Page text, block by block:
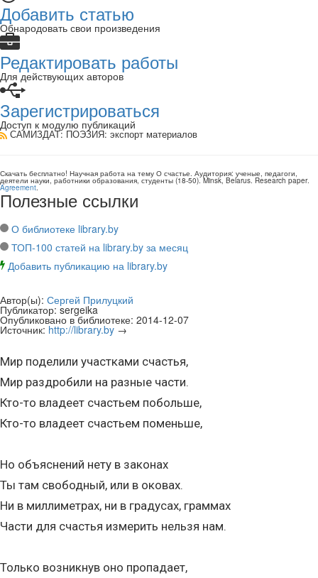
Добавить статью
Обнародовать свои произведения
Редактировать работы
Для действующих авторов
Зарегистрироваться
Доступ к модулю публикаций
САМИЗДАТ: ПОЭЗИЯ: экспорт материалов
Скачать бесплатно! Научная работа на тему О счастье. Аудитория: ученые, педагоги,
деятели науки, работники образования, студенты (18-50).Minsk, Belarus. Research paper.
Agreement.
Полезные ссылки
О библиотеке library.by
ТОП-100 статей на library.by за месяц
Добавить публикацию на library.by
Автор(ы): Сергей Прилуцкий
Публикатор: sergeika
Опубликовано в библиотеке: 2014-12-07
Источник: http://library.by →
Мир поделили участками счастья,
Мир раздробили на разные части.
Кто-то владеет счастьем побольше,
Кто-то владеет счастьем поменьше,
Но объяснений нету в законах
Ты там свободный, или в оковах.
Ни в миллиметрах, ни в градусах, граммах
Части для счастья измерить нельзя нам.
Только возникнув оно пропадает,